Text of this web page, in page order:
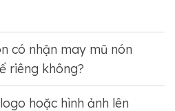
có nhận may mũ nón
riêng không?
hoặc hình ảnh lên